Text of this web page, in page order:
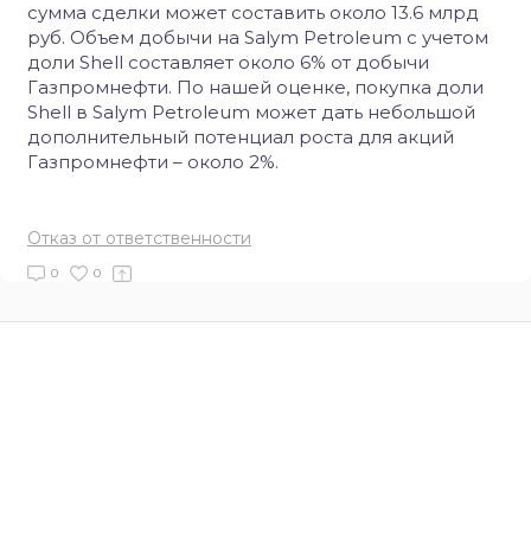
сумма сделки может составить около 13.6 млрд
руб. Объем добычи на Salym Petroleum с учетом
доли Shell составляет около 6% от добычи
Газпромнефти. По нашей оценке, покупка доли
Shell в Salym Petroleum может дать небольшой
дополнительный потенциал роста для акций
Газпромнефти – около 2%.
Отказ от ответственности
0 0